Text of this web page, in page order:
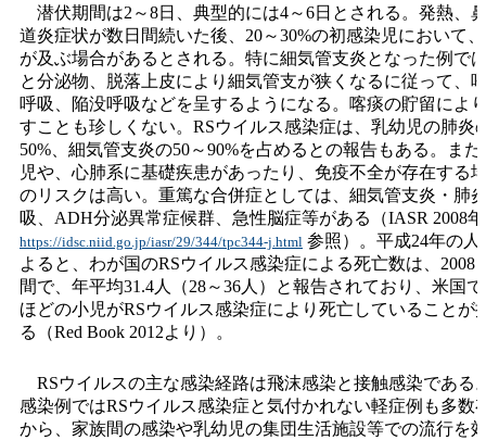
潜伏期間は2～8日、典型的には4～6日とされる。発熱、
道炎症状が数日間続いた後、20～30%の初感染児において
が及ぶ場合があるとされる。特に細気管支炎となった例で
と分泌物、脱落上皮により細気管支が狭くなるに従って、
呼吸、陥没呼吸などを呈するようになる。喀痰の貯留によ
すことも珍しくない。RSウイルス感染症は、乳幼児の肺炎
50%、細気管支炎の50～90%を占めるとの報告もある。ま
児や、心肺系に基礎疾患があったり、免疫不全が存在する
のリスクは高い。重篤な合併症としては、細気管支炎・肺
吸、ADH分泌異常症候群、急性脳症等がある（IASR 2008
https://idsc.niid.go.jp/iasr/29/344/tpc344-j.html 参照）。平成24年の
よると、わが国のRSウイルス感染症による死亡数は、2008
間で、年平均31.4人（28～36人）と報告されており、米国
ほどの小児がRSウイルス感染症により死亡していることが
る（Red Book 2012より）。
RSウイルスの主な感染経路は飛沫感染と接触感染である
感染例ではRSウイルス感染症と気付かれない軽症例も多数
から、家族間の感染や乳幼児の集団生活施設等での流行を